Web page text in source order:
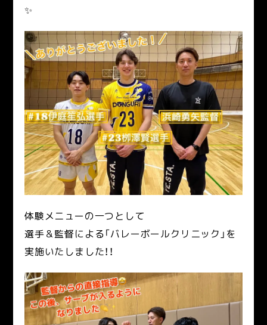
✨
体験メニューの一つとして
選手＆監督による「バレーボールクリニック」を
実施いたしました！！